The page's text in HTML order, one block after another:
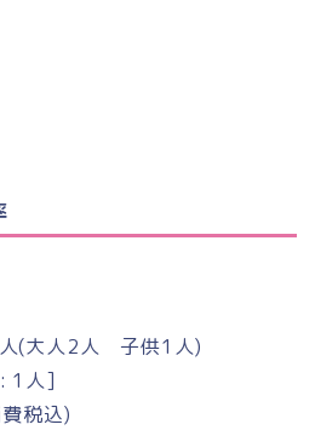
(大人2人 子供1人)
1人]
税込)